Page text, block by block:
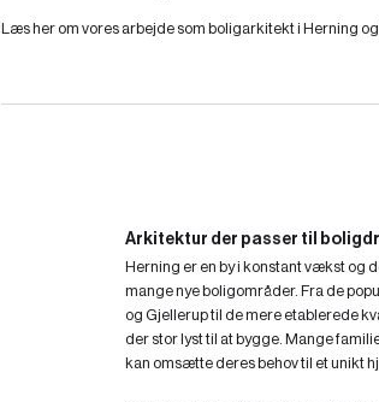
Læs her om vores arbejde som boligarkitekt i Herning
Arkitektur der passer til
Herning er en by i konstant vækst og
mange nye boligområder. Fra de
og Gjellerup til de mere etablerede
der stor lyst til at bygge. Mange
kan omsætte deres behov til et unikt